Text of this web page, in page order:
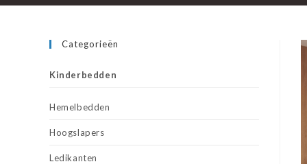
Categorieën
Kinderbedden
Hemelbedden
Hoogslapers
Ledikanten